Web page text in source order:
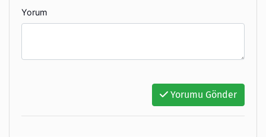
Yorum
Yorumu Gönder